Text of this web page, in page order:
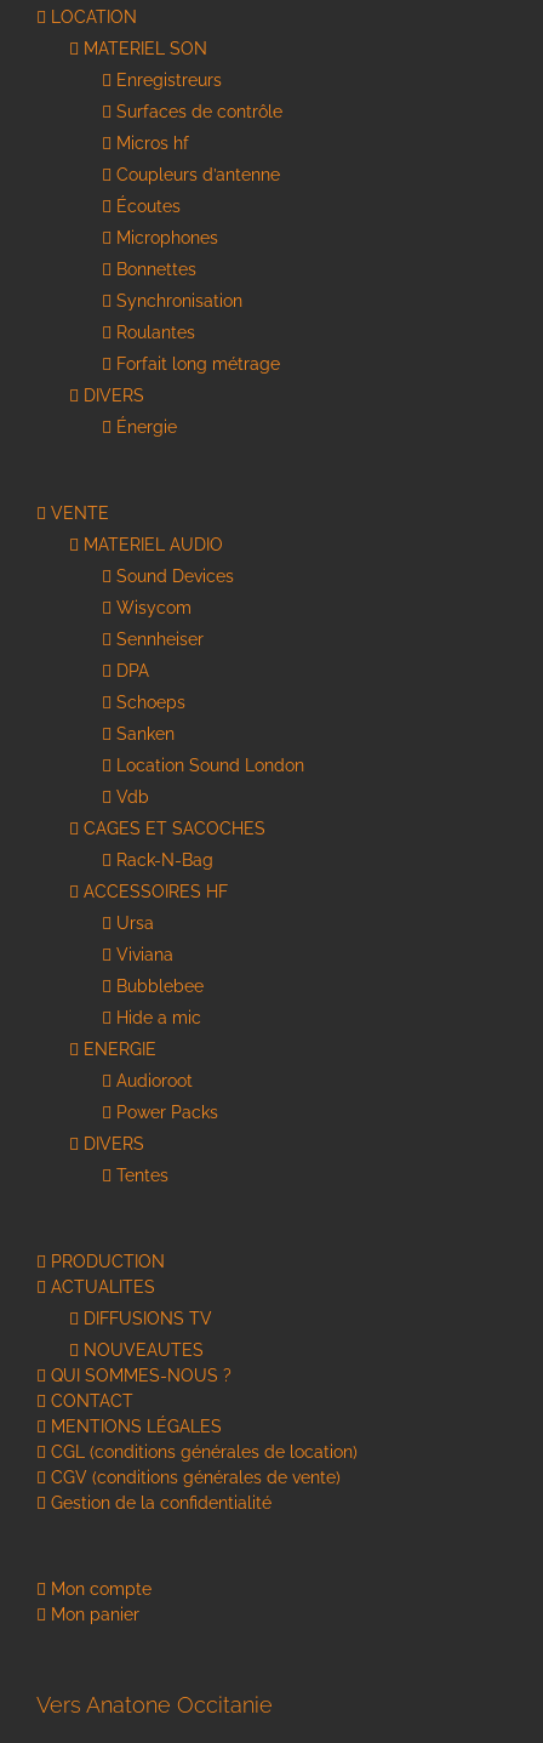
LOCATION
MATERIEL SON
Enregistreurs
Surfaces de contrôle
Micros hf
Coupleurs d’antenne
Écoutes
Microphones
Bonnettes
Synchronisation
Roulantes
Forfait long métrage
DIVERS
Énergie
VENTE
MATERIEL AUDIO
Sound Devices
Wisycom
Sennheiser
DPA
Schoeps
Sanken
Location Sound London
Vdb
CAGES ET SACOCHES
Rack-N-Bag
ACCESSOIRES HF
Ursa
Viviana
Bubblebee
Hide a mic
ENERGIE
Audioroot
Power Packs
DIVERS
Tentes
PRODUCTION
ACTUALITES
DIFFUSIONS TV
NOUVEAUTES
QUI SOMMES-NOUS ?
CONTACT
MENTIONS LÉGALES
CGL (conditions générales de location)
CGV (conditions générales de vente)
Gestion de la confidentialité
Mon compte
Mon panier
Vers Anatone Occitanie